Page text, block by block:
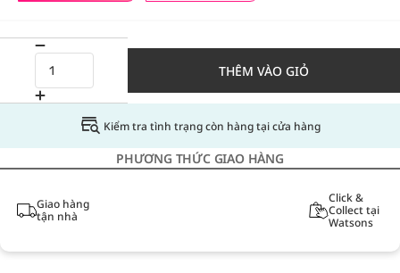
THÊM VÀO GIỎ
Kiểm tra tình trạng còn hàng tại cửa hàng
PHƯƠNG THỨC GIAO HÀNG
Giao hàng
tận nhà
Click &
Collect tại
Watsons